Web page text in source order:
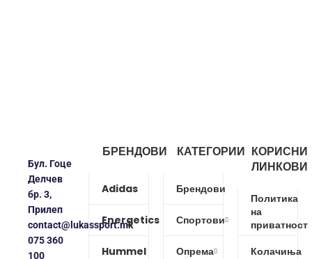
Бул. Гоце
Делчев
бр. 3,
Прилеп
contact@lukassport.mk
075 360
100
БРЕНДОВИ
Adidas
Energetics
Hummel
КАТЕГОРИИ
Брендови
Спортови
Опрема
КОРИСНИ
ЛИНКОВИ
Политика
на
приватност
Колачиња